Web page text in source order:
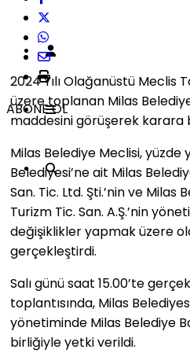
ABONE OL
2024 Yılı Olağanüstü Meclis
üzere toplanan Milas
maddesini görüşerek karara
Milas Belediye Meclisi, yüzde
Belediyesi’ne ait Milas
San. Tic. Ltd. Şti.’nin ve Milas
Turizm Tic. San. A.Ş.’nin
değişiklikler yapmak üzere
gerçekleştirdi.
Salı günü saat 15.00’te
toplantısında, Milas
yönetiminde Milas Belediye
birliğiyle yetki verildi.